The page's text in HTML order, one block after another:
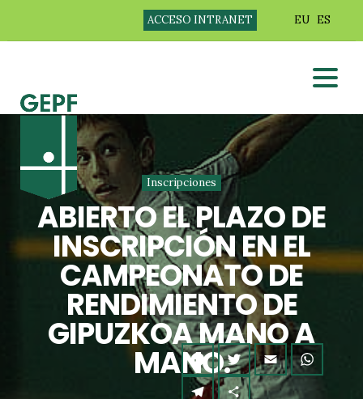
ACCESO INTRANET EU ES
Inscripciones
ABIERTO EL PLAZO DE
INSCRIPCIÓN EN EL
CAMPEONATO DE
RENDIMIENTO DE
GIPUZKOA MANO A
MANO.